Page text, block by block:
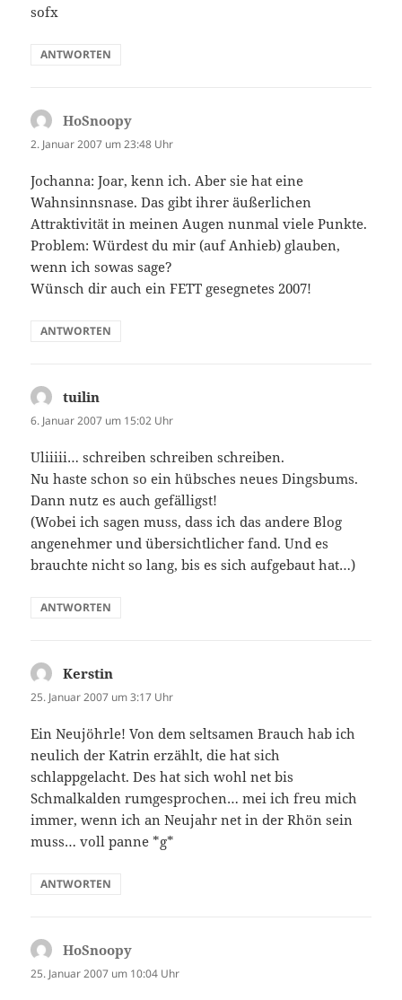
sofx
ANTWORTEN
HoSnoopy
2. Januar 2007 um 23:48 Uhr
Jochanna: Joar, kenn ich. Aber sie hat eine
Wahnsinnsnase. Das gibt ihrer äußerlichen
Attraktivität in meinen Augen nunmal viele Punkte.
Problem: Würdest du mir (auf Anhieb) glauben,
wenn ich sowas sage?
Wünsch dir auch ein FETT gesegnetes 2007!
ANTWORTEN
tuilin
6. Januar 2007 um 15:02 Uhr
Uliiiii… schreiben schreiben schreiben.
Nu haste schon so ein hübsches neues Dingsbums.
Dann nutz es auch gefälligst!
(Wobei ich sagen muss, dass ich das andere Blog
angenehmer und übersichtlicher fand. Und es
brauchte nicht so lang, bis es sich aufgebaut hat…)
ANTWORTEN
Kerstin
25. Januar 2007 um 3:17 Uhr
Ein Neujöhrle! Von dem seltsamen Brauch hab ich
neulich der Katrin erzählt, die hat sich
schlappgelacht. Des hat sich wohl net bis
Schmalkalden rumgesprochen… mei ich freu mich
immer, wenn ich an Neujahr net in der Rhön sein
muss… voll panne *g*
ANTWORTEN
HoSnoopy
25. Januar 2007 um 10:04 Uhr